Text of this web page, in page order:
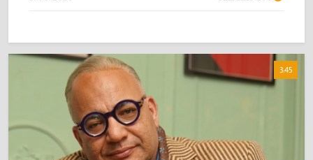
3:45